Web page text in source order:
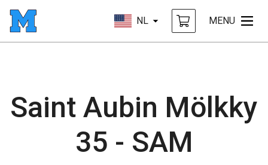
NL MENU
Saint Aubin Mölkky
35 - SAM